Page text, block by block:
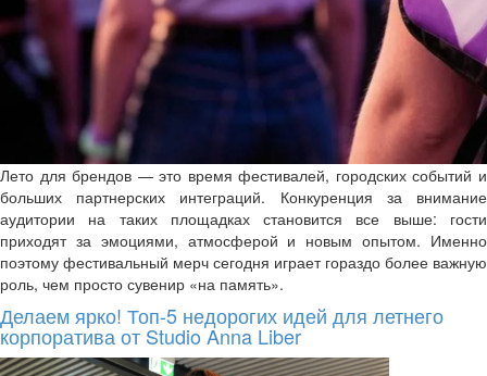
Лето для брендов — это время фестивалей, городских событий и
больших партнерских интеграций. Конкуренция за внимание
аудитории на таких площадках становится все выше: гости
приходят за эмоциями, атмосферой и новым опытом. Именно
поэтому фестивальный мерч сегодня играет гораздо более важную
роль, чем просто сувенир «на память».
Делаем ярко! Топ-5 недорогих идей для летнего
корпоратива от Studio Anna Liber